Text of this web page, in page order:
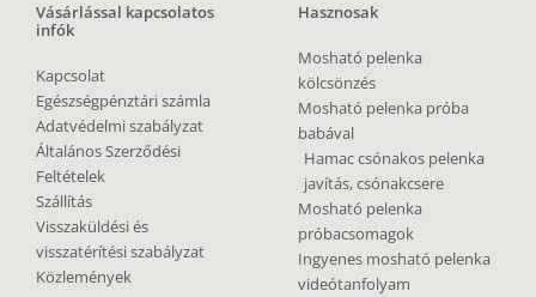
Vásárlással kapcsolatos
infók
Kapcsolat
Egészségpénztári számla
Adatvédelmi szabályzat
Általános Szerződési
Feltételek
Szállítás
Visszaküldési és
visszatérítési szabályzat
Közlemények
Hasznosak
Mosható pelenka
kölcsönzés
Mosható pelenka próba
babával
Hamac csónakos pelenka
javítás, csónakcsere
Mosható pelenka
próbacsomagok
Ingyenes mosható pelenka
videótanfolyam